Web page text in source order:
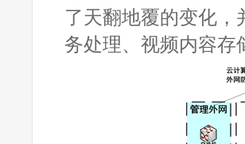
了天翻地覆的变化，
务处理、视频内容存